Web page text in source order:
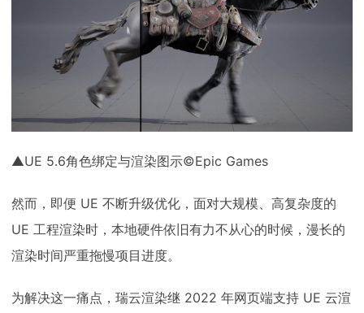
▲UE 5.6角色绑定与渲染图示©Epic Games
然而，即便 UE 不断升级优化，面对大规模、高复杂度的
UE 工程渲染时，本地硬件依旧有力不从心的时候，漫长的
渲染时间严重拖慢项目进度。
为解决这一痛点，瑞云渲染继 2022 年网页端支持 UE 云渲